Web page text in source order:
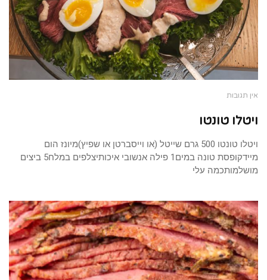
אין תגובות
ויטלו טונטו
ויטלו טונטו 500 גרם שייטל (או וייסברטן או שפיץ)מיונז הום
מיידקופסת טונה במים1 פילה אנשובי איכותיצלפים במלח5 ביצים
מושלמותכמה עלי